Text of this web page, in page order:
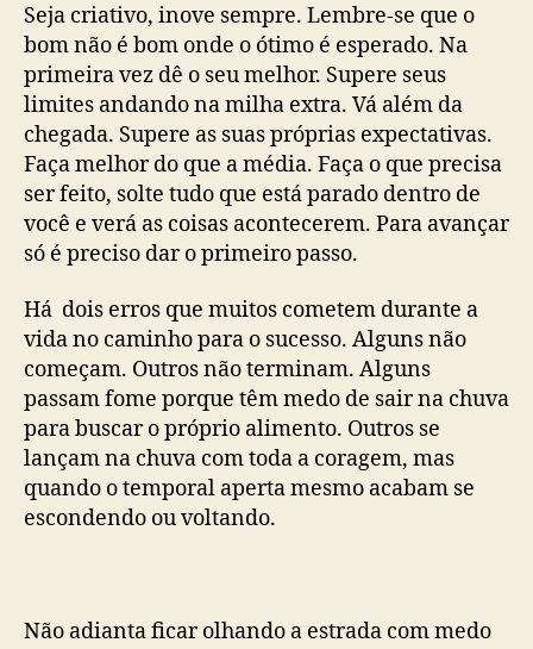
Seja criativo, inove sempre. Lembre-se que o
bom não é bom onde o ótimo é esperado. Na
primeira vez dê o seu melhor. Supere seus
limites andando na milha extra. Vá além da
chegada. Supere as suas próprias expectativas.
Faça melhor do que a média. Faça o que precisa
ser feito, solte tudo que está parado dentro de
você e verá as coisas acontecerem. Para avançar
só é preciso dar o primeiro passo.
Há dois erros que muitos cometem durante a
vida no caminho para o sucesso. Alguns não
começam. Outros não terminam. Alguns
passam fome porque têm medo de sair na chuva
para buscar o próprio alimento. Outros se
lançam na chuva com toda a coragem, mas
quando o temporal aperta mesmo acabam se
escondendo ou voltando.
Não adianta ficar olhando a estrada com medo